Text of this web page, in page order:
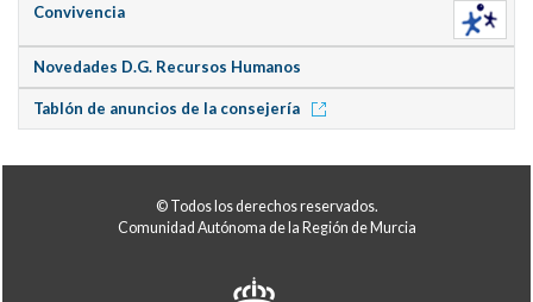
Convivencia
Novedades D.G. Recursos Humanos
Tablón de anuncios de la consejería
© Todos los derechos reservados.
Comunidad Autónoma de la Región de Murcia